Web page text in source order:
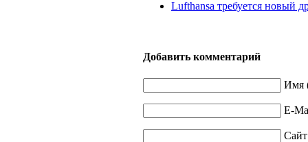
Lufthansa требуется новый
Добавить комментарий
Имя
E-
Сайт